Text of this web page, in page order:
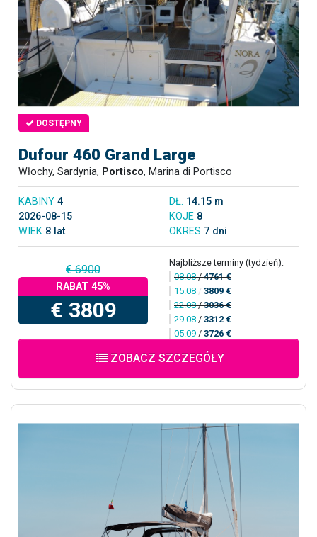
DOSTĘPNY
Dufour 460 Grand Large
Włochy, Sardynia, Portisco, Marina di Portisco
KABINY 4 DŁ. 14.15 m
2026-08-15
KOJE 8
WIEK 8 lat OKRES 7 dni
€ 6900
RABAT 45%
€ 3809
Najbliższe terminy (tydzień):
08.08/4761 €
15.08 / 3809 €
22.08/3036 €
29.08/3312 €
05.09/3726 €
ZOBACZ SZCZEGÓŁY